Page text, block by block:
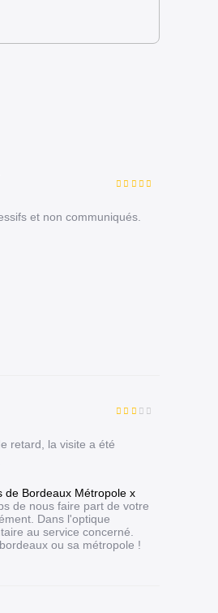
et non communiqués.
retard, la visite a été
de Bordeaux Métropole x
de nous faire part de votre
Dans l'optique
au service concerné.
ou sa métropole !